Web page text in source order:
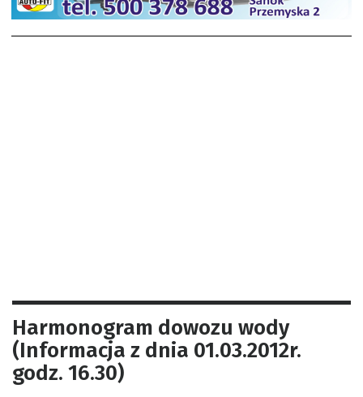
Harmonogram dowozu wody
(Informacja z dnia 01.03.2012r.
godz. 16.30)